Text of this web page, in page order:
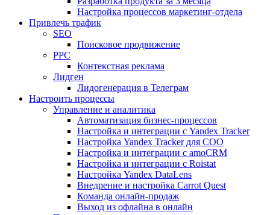
Настройка процессов маркетинг-отдела
Привлечь трафик
SEO
Поисковое продвижение
PPC
Контекстная реклама
Лидген
Лидогенерация в Телеграм
Настроить процессы
Управление и аналитика
Автоматизация бизнес-процессов
Настройка и интеграции с Yandex Tracker
Настройка Yandex Tracker для СОО
Настройка и интеграции с amoCRM
Настройка и интеграции с Roistat
Настройка Yandex DataLens
Внедрение и настройка Carrot Quest
Команда онлайн-продаж
Выход из офлайна в онлайн